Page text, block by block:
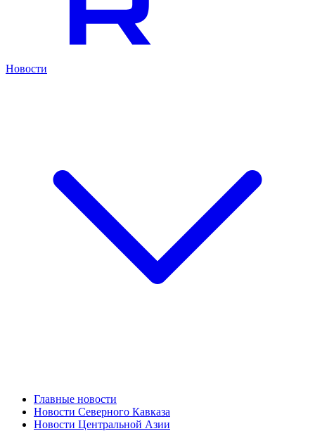
Новости
Главные новости
Новости Северного Кавказа
Новости Центральной Азии